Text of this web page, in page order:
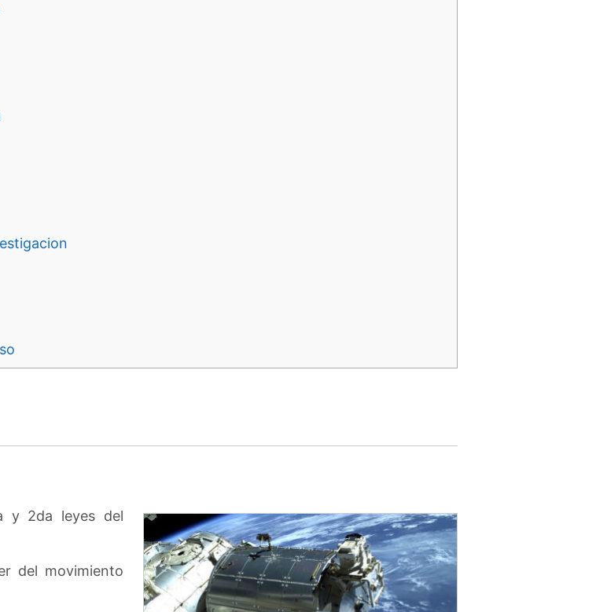
y 2da leyes del
del movimiento